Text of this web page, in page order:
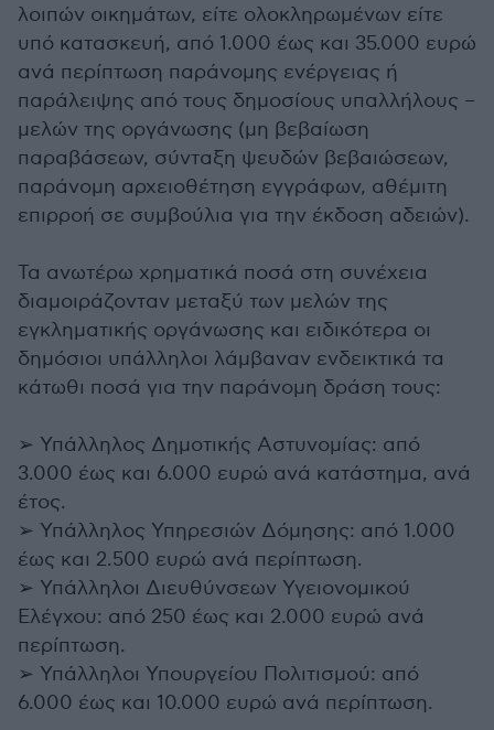
λοιπών οικημάτων, είτε ολοκληρωμένων είτε
υπό κατασκευή, από 1.000 έως και 35.000 ευρώ
ανά περίπτωση παράνομης ενέργειας ή
παράλειψης από τους δημοσίους υπαλλήλους –
μελών της οργάνωσης (μη βεβαίωση
παραβάσεων, σύνταξη ψευδών βεβαιώσεων,
παράνομη αρχειοθέτηση εγγράφων, αθέμιτη
επιρροή σε συμβούλια για την έκδοση αδειών).
Τα ανωτέρω χρηματικά ποσά στη συνέχεια
διαμοιράζονταν μεταξύ των μελών της
εγκληματικής οργάνωσης και ειδικότερα οι
δημόσιοι υπάλληλοι λάμβαναν ενδεικτικά τα
κάτωθι ποσά για την παράνομη δράση τους:
➢ Υπάλληλος Δημοτικής Αστυνομίας: από
3.000 έως και 6.000 ευρώ ανά κατάστημα, ανά
έτος.
➢ Υπάλληλος Υπηρεσιών Δόμησης: από 1.000
έως και 2.500 ευρώ ανά περίπτωση.
➢ Υπάλληλοι Διευθύνσεων Υγειονομικού
Ελέγχου: από 250 έως και 2.000 ευρώ ανά
περίπτωση.
➢ Υπάλληλοι Υπουργείου Πολιτισμού: από
6.000 έως και 10.000 ευρώ ανά περίπτωση.